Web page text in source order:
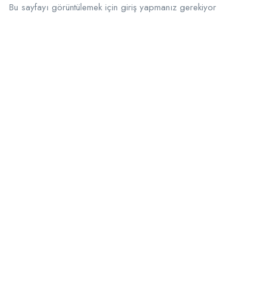
Bu sayfayı görüntülemek için giriş yapmanız gerekiyor